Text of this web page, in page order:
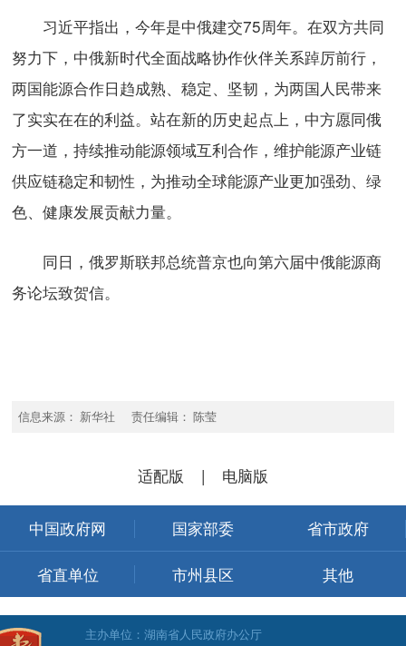
习近平指出，今年是中俄建交75周年。在双方共同
努力下，中俄新时代全面战略协作伙伴关系踔厉前行，
两国能源合作日趋成熟、稳定、坚韧，为两国人民带来
了实实在在的利益。站在新的历史起点上，中方愿同俄
方一道，持续推动能源领域互利合作，维护能源产业链
供应链稳定和韧性，为推动全球能源产业更加强劲、绿
色、健康发展贡献力量。
同日，俄罗斯联邦总统普京也向第六届中俄能源商
务论坛致贺信。
信息来源： 新华社 责任编辑： 陈莹
适配版 | 电脑版
中国政府网 国家部委 省市政府
省直单位 市州县区 其他
主办单位：湖南省人民政府办公厅